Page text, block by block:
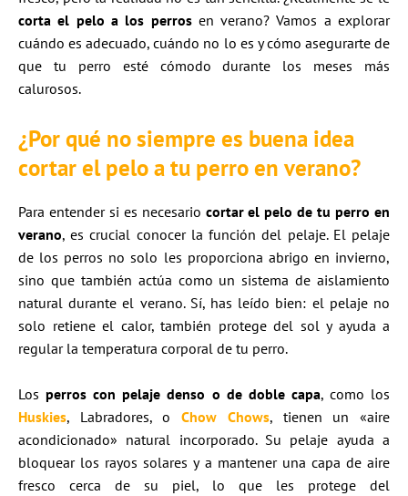
corta el pelo a los perrosen verano? Vamos a explorar
cuándo es adecuado, cuándo no lo es y cómo asegurarte de
que tu perro esté cómodo durante los meses más
calurosos.
¿Por qué no siempre es buena idea
cortar el pelo a tu perro en verano?
Para entender si es necesario cortar el pelo de tu perro en
verano, es crucial conocer la función del pelaje. El pelaje
de los perros no solo les proporciona abrigo en invierno,
sino que también actúa como un sistema de aislamiento
natural durante el verano. Sí, has leído bien: el pelaje no
solo retiene el calor, también protege del sol y ayuda a
regular la temperatura corporal de tu perro.
Losperros con pelaje denso o de doble capa, como los
Huskies, Labradores, oChow Chows, tienen un «aire
acondicionado» natural incorporado. Su pelaje ayuda a
bloquear los rayos solares y a mantener una capa de aire
fresco cerca de su piel, lo que les protege del